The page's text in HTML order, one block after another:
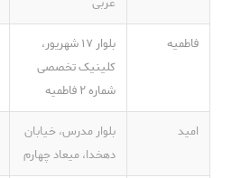
فاطمیه
بلوار ۱۷ شهریور،
کلینیک تخصصی
شماره ۲ فاطمیه
امید
بلوار مدرس، خیابان
دهخدا، میعاد چهارم